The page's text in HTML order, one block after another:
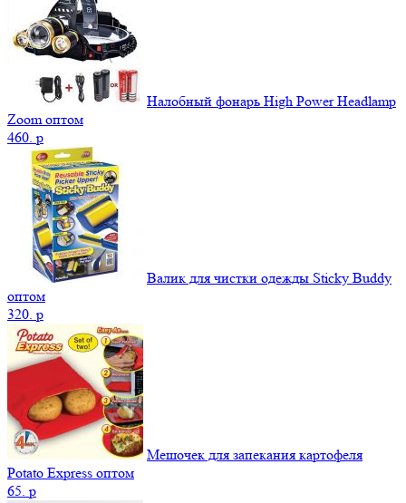
Налобный фонарь High Power Headlamp
Zoom оптом
460. p
Валик для чистки одежды Sticky Buddy
оптом
320. p
Мешочек для запекания картофеля
Potato Express оптом
65. p